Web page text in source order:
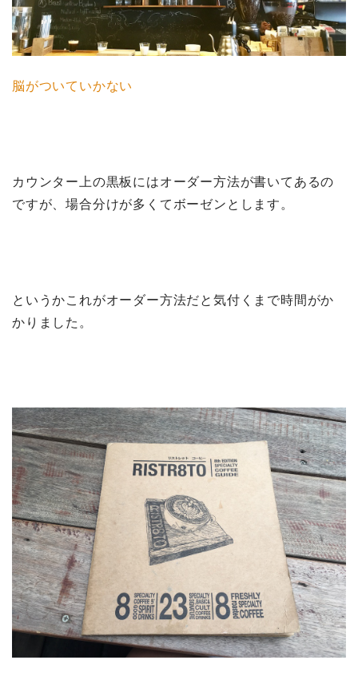
脳がついていかない
カウンター上の黒板にはオーダー方法が書いてあるの
ですが、場合分けが多くてボーゼンとします。
というかこれがオーダー方法だと気付くまで時間がか
かりました。